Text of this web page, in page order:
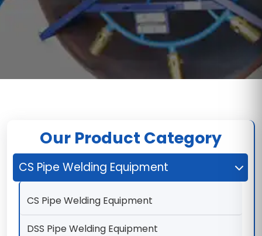
Our Product Category
CS Pipe Welding Equipment
CS Pipe Welding Equipment
DSS Pipe Welding Equipment